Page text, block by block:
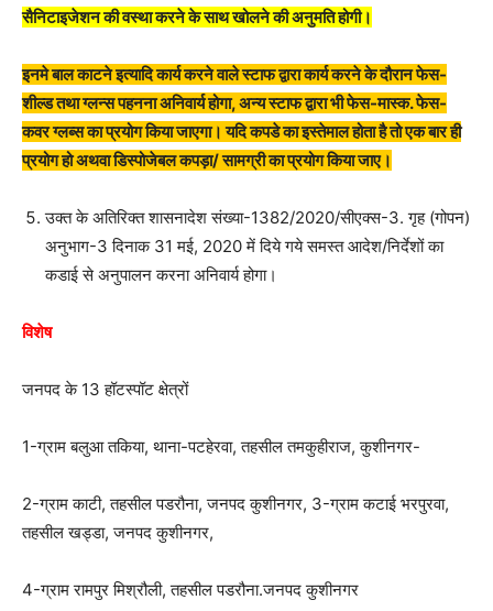
सैनिटाइजेशन की वस्था करने के साथ खोलने की अनुमति होगी।
इनमे बाल काटने इत्यादि कार्य करने वाले स्टाफ द्वारा कार्य करने के दौरान फेस-
शील्ड तथा ग्लन्स पहनना अनिवार्य होगा, अन्य स्टाफ द्वारा भी फेस-मास्क. फेस-
कवर ग्लब्स का प्रयोग किया जाएगा। यदि कपडे का इस्तेमाल होता है तो एक बार ही
प्रयोग हो अथवा डिस्पोजेबल कपड़ा/ सामग्री का प्रयोग किया जाए।
उक्त के अतिरिक्त शासनादेश संख्या-1382/2020/सीएक्स-3. गृह (गोपन)
अनुभाग-3 दिनाक 31 मई, 2020 में दिये गये समस्त आदेश/निर्देशों का
कडाई से अनुपालन करना अनिवार्य होगा।
विशेष
जनपद के 13 हॉटस्पॉट क्षेत्रों
1-ग्राम बलुआ तकिया, थाना-पटहेरवा, तहसील तमकुहीराज, कुशीनगर-
2-ग्राम काटी, तहसील पडरौना, जनपद कुशीनगर, 3-ग्राम कटाई भरपुरवा,
तहसील खड्डा, जनपद कुशीनगर,
4-ग्राम रामपुर मिश्रौली, तहसील पडरौना.जनपद कुशीनगर